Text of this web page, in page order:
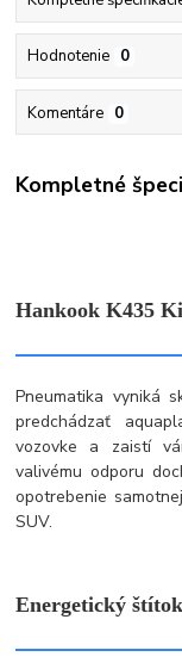
Hodnotenie 0
Komentáre 0
Kompletné
Hankook K435
Pneumatika vyniká
predchádzať
vozovke a zaistí
valivému odporu
opotrebenie
SUV.
Energetický